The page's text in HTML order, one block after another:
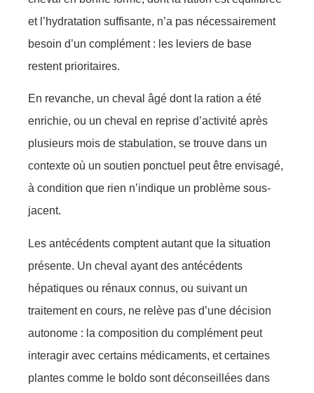
et l’hydratation suffisante, n’a pas nécessairement
besoin d’un complément : les leviers de base
restent prioritaires.
En revanche, un cheval âgé dont la ration a été
enrichie, ou un cheval en reprise d’activité après
plusieurs mois de stabulation, se trouve dans un
contexte où un soutien ponctuel peut être envisagé,
à condition que rien n’indique un problème sous-
jacent.
Les antécédents comptent autant que la situation
présente. Un cheval ayant des antécédents
hépatiques ou rénaux connus, ou suivant un
traitement en cours, ne relève pas d’une décision
autonome : la composition du complément peut
interagir avec certains médicaments, et certaines
plantes comme le boldo sont déconseillées dans